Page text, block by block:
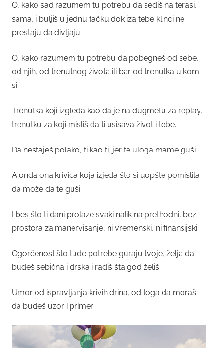
O, kako sad razumem tu potrebu da sediš na terasi,
sama, i buljiš u jednu tačku dok iza tebe klinci ne
prestaju da divljaju.
O, kako razumem tu potrebu da pobegneš od sebe,
od njih, od trenutnog života ili bar od trenutka u kom
si.
Trenutka koji izgleda kao da je na dugmetu za replay,
trenutku za koji misliš da ti usisava život i tebe.
Da nestaješ polako, ti kao ti, jer te uloga mame guši.
A onda ona krivica koja izjeda što si uopšte pomislila
da može da te guši.
I bes što ti dani prolaze svaki nalik na prethodni, bez
prostora za manervisanje, ni vremenski, ni finansijski.
Ogorčenost što tuđe potrebe guraju tvoje, želja da
budeš sebična i drska i radiš šta god želiš.
Umor od ispravljanja krivih drina, od toga da moraš
da budeš uzor i primer.